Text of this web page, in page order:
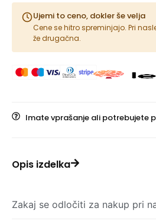
Ujemi to ceno, dokler še velja
Cene se hitro spreminjajo. Pri
že drugačna.
Imate vprašanje ali potrebujete
Opis izdelka
Zakaj se odločiti za nakup pri